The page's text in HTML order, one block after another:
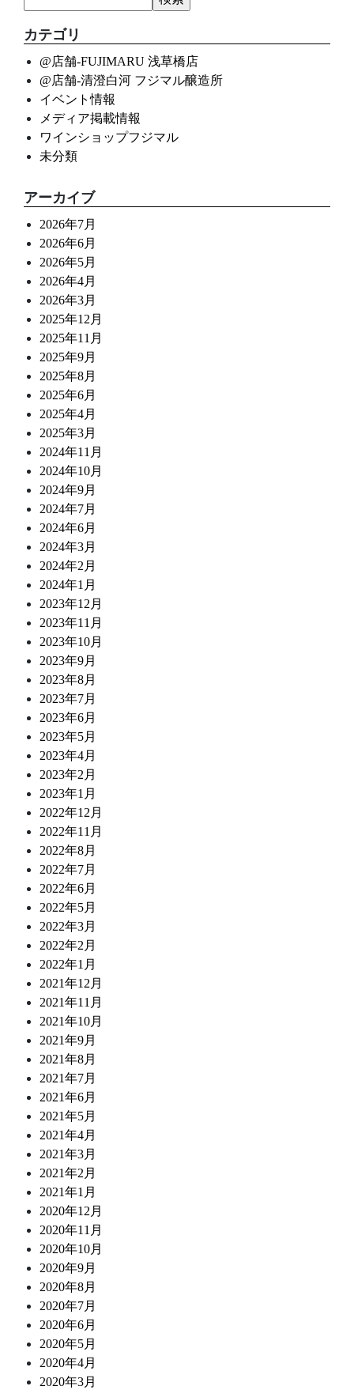
カテゴリ
@店舗-FUJIMARU 浅草橋店
@店舗-清澄白河 フジマル醸造所
イベント情報
メディア掲載情報
ワインショップフジマル
未分類
アーカイブ
2026年7月
2026年6月
2026年5月
2026年4月
2026年3月
2025年12月
2025年11月
2025年9月
2025年8月
2025年6月
2025年4月
2025年3月
2024年11月
2024年10月
2024年9月
2024年7月
2024年6月
2024年3月
2024年2月
2024年1月
2023年12月
2023年11月
2023年10月
2023年9月
2023年8月
2023年7月
2023年6月
2023年5月
2023年4月
2023年2月
2023年1月
2022年12月
2022年11月
2022年8月
2022年7月
2022年6月
2022年5月
2022年3月
2022年2月
2022年1月
2021年12月
2021年11月
2021年10月
2021年9月
2021年8月
2021年7月
2021年6月
2021年5月
2021年4月
2021年3月
2021年2月
2021年1月
2020年12月
2020年11月
2020年10月
2020年9月
2020年8月
2020年7月
2020年6月
2020年5月
2020年4月
2020年3月